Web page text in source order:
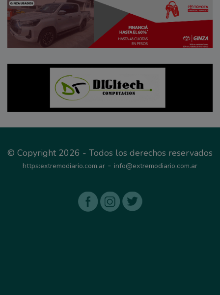
© Copyright 2026 - Todos los derechos reservados
https:extremodiario.com.ar - info@extremodiario.com.ar